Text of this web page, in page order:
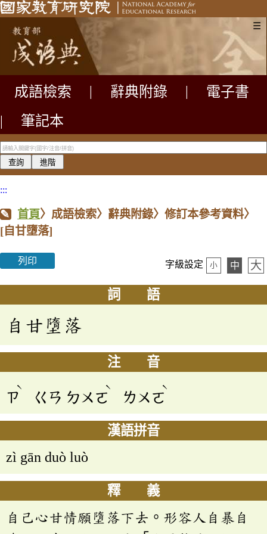
☰
成語檢索 辭典附錄
電子書
|
筆記本
:::
首頁〉成語檢索〉辭典附錄〉修訂本參考資料〉
[自甘墮落]
列印 字級設定 小 中 大
詞 語
自甘墮落
注 音
ㄗ
ˋ
ㄍㄢ ㄉㄨㄛ
ˋ
ㄌㄨㄛ
ˋ
漢語拼音
zì gān duò luò
釋 義
自己心甘情願墮落下去。形容人自暴自